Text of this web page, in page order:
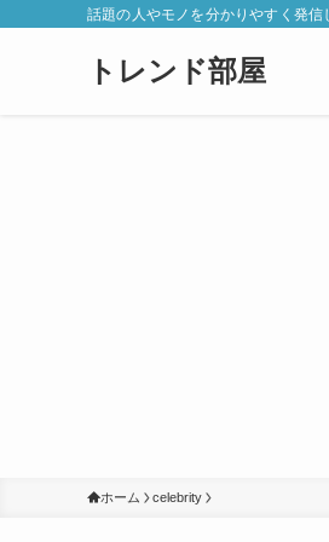
話題の人やモノを分かりやすく発信
トレンド部屋
ホーム celebrity